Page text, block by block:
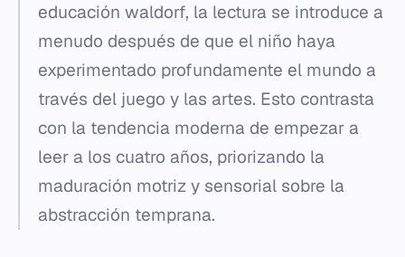
educación waldorf, la lectura se introduce a
menudo después de que el niño haya
experimentado profundamente el mundo a
través del juego y las artes. Esto contrasta
con la tendencia moderna de empezar a
leer a los cuatro años, priorizando la
maduración motriz y sensorial sobre la
abstracción temprana.